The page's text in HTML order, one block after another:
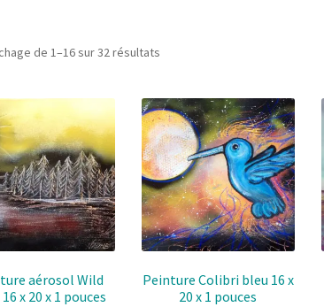
de 1–16 sur 32 résultats
aérosol Wild
x 20 x 1 pouces
Peinture Colibri bleu 16 x
20 x 1 pouces